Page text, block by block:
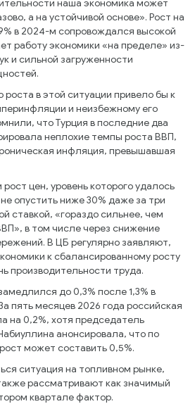
наша экономика может
а на устойчивой основе». Рост на
в 2024-м сопровождался высокой
работу экономики «на пределе» из-
и сильной загруженности
в этой ситуации привело бы к
и неизбежному его
что Турция в последние два
неплохие темпы роста ВВП,
инфляция, превышавшая
цен, уровень которого удалось
опустить ниже 30% даже за три
ставкой, «гораздо сильнее, чем
в том числе через снижение
В ЦБ регулярно заявляют,
к сбалансированному росту
производительности труда.
до 0,3% после 1,3% в
пять месяцев 2026 года российская
на 0,2%, хотя председатель
анонсировала, что по
может составить 0,5%.
ситуация на топливном рынке,
рассматривают как значимый
квартале фактор.